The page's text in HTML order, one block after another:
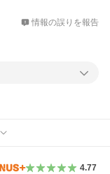
情報の誤りを報告
4.77